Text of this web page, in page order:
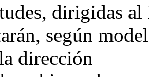
dirigidas
según
dirección